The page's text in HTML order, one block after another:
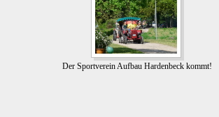
Der Sportverein Aufbau Hardenbeck kommt!